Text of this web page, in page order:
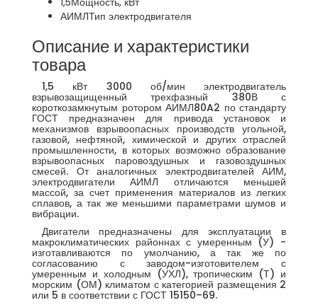
АИМЛТип электродвигателя
Описание и характеристики
товара
1,5 кВт 3000 об/мин электродвигатель
взрывозащищенный трехфазный 380В с
короткозамкнутым ротором АИМЛ80A2 по стандарту
ГОСТ предназначен для привода установок и
механизмов взрывоопасных производств угольной,
газовой, нефтяной, химической и других отраслей
промышленности, в которых возможно образование
взрывоопасных паровоздушных и газовоздушных
смесей. От аналогичных электродвигателей АИМ,
электродвигатели АИМЛ отличаются меньшей
массой, за счет применения материалов из легких
сплавов, а так же меньшими параметрами шумов и
вибрации.
Двигатели предназначены для эксплуатации в
макроклиматических районнах с умеренным (У) -
изготавливаются по умолчанию, а так же по
согласованию с заводом-изготовителем с
умеренным и холодным (УХЛ), тропическим (Т) и
морским (ОМ) климатом с категорией размещения 2
или 5 в соответствии с ГОСТ 15150–69.